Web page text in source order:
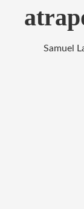
Samuel